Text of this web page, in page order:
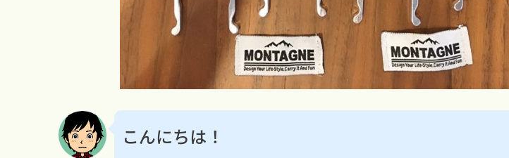
こんにちは！